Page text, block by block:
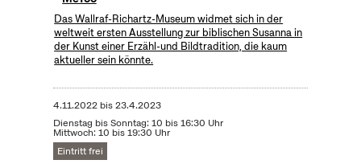
Das Wallraf-Richartz-Museum widmet sich in der
weltweit ersten Ausstellung zur biblischen Susanna in
der Kunst einer Erzähl-und Bildtradition, die kaum
aktueller sein könnte.
4.11.2022bis23.4.2023
Dienstag bis Sonntag: 10 bis 16:30 Uhr
Mittwoch: 10 bis 19:30 Uhr
Eintritt frei